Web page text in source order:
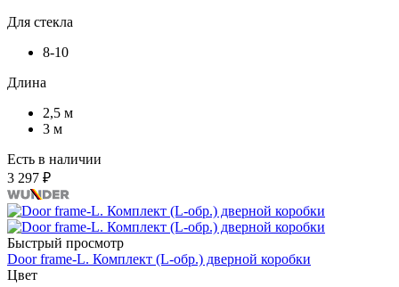
Для стекла
8-10
Длина
2,5 м
3 м
Есть в наличии
3 297 ₽
Быстрый просмотр
Door frame-L. Комплект (L-обр.) дверной коробки
Цвет